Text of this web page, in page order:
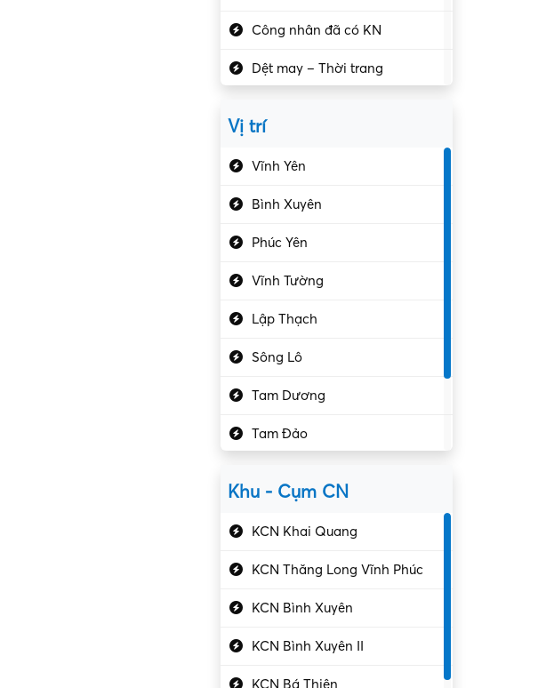
Công nhân đã có KN
Dệt may – Thời trang
Kiểm soát chất lượng
Kỹ sư cơ khí
Kỹ sư điện
Kỹ thuật cao
Kỹ thuật mạng – IT
Làm bán thời gian
Lao động phổ thông
Vị trí
Vĩnh Yên
Bình Xuyên
Phúc Yên
Vĩnh Tường
Lập Thạch
Sông Lô
Tam Dương
Tam Đảo
Khu - Cụm CN
KCN Khai Quang
KCN Thăng Long Vĩnh Phúc
KCN Bình Xuyên
KCN Bình Xuyên II
KCN Bá Thiện